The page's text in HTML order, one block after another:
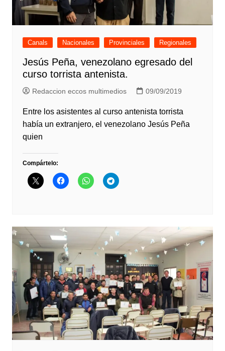
Canals Nacionales Provinciales Regionales
Jesús Peña, venezolano egresado del
curso torrista antenista.
Redaccion eccos multimedios 09/09/2019
Entre los asistentes al curso antenista torrista
había un extranjero, el venezolano Jesús Peña
quien
Compártelo: